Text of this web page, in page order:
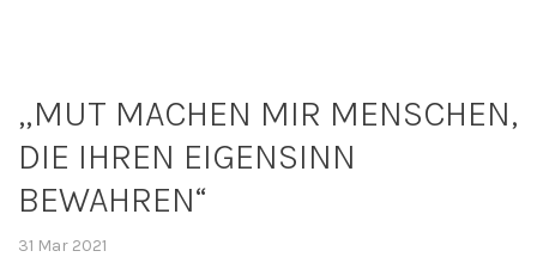
„MUT MACHEN MIR MENSCHEN,
DIE IHREN EIGENSINN
BEWAHREN“
31 Mar 2021